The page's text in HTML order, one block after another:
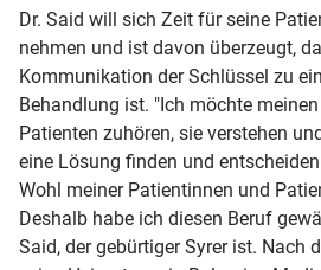
Dr. Said will sich Zeit für seine
nehmen und ist davon überzeugt,
Kommunikation der Schlüssel zu
Behandlung ist. "Ich möchte
Patienten zuhören, sie verstehen
eine Lösung finden und
Wohl meiner Patientinnen und
Deshalb habe ich diesen Beruf
Said, der gebürtiger Syrer ist. Nach